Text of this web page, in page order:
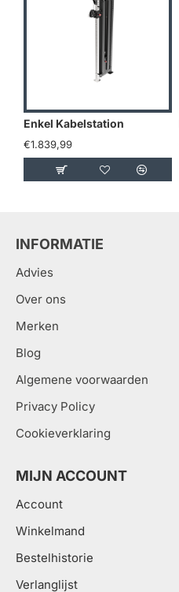
Enkel Kabelstation
€1.839,99
INFORMATIE
Advies
Over ons
Merken
Blog
Algemene voorwaarden
Privacy Policy
Cookieverklaring
MIJN ACCOUNT
Account
Winkelmand
Bestelhistorie
Verlanglijst